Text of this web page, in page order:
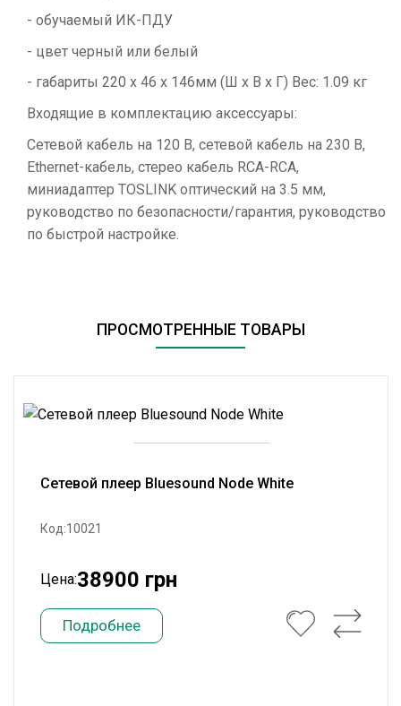
- обучаемый ИК-ПДУ
- цвет черный или белый
- габариты 220 x 46 x 146мм (Ш x В x Г) Вес: 1.09 кг
Входящие в комплектацию аксессуары:
Сетевой кабель на 120 В, сетевой кабель на 230 В,
Ethernet-кабель, стерео кабель RCA-RCA,
миниадаптер TOSLINK оптический на 3.5 мм,
руководство по безопасности/гарантия, руководство
по быстрой настройке.
ПРОСМОТРЕННЫЕ ТОВАРЫ
Сетевой плеер Bluesound Node White
Код:10021
Цена:38900 грн
Подробнее